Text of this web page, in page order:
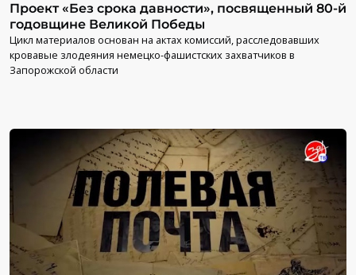
Проект «Без срока давности», посвященный 80-й
годовщине Великой Победы
Цикл материалов основан на актах комиссий, расследовавших
кровавые злодеяния немецко-фашистских захватчиков в
Запорожской области